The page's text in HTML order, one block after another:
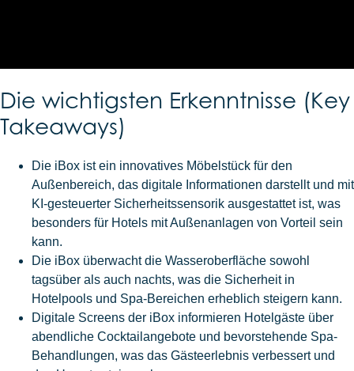
Die wichtigsten Erkenntnisse (Key
Takeaways)
Die iBox ist ein innovatives Möbelstück für den
Außenbereich, das digitale Informationen darstellt und mit
KI-gesteuerter Sicherheitssensorik ausgestattet ist, was
besonders für Hotels mit Außenanlagen von Vorteil sein
kann.
Die iBox überwacht die Wasseroberfläche sowohl
tagsüber als auch nachts, was die Sicherheit in
Hotelpools und Spa-Bereichen erheblich steigern kann.
Digitale Screens der iBox informieren Hotelgäste über
abendliche Cocktailangebote und bevorstehende Spa-
Behandlungen, was das Gästeerlebnis verbessert und